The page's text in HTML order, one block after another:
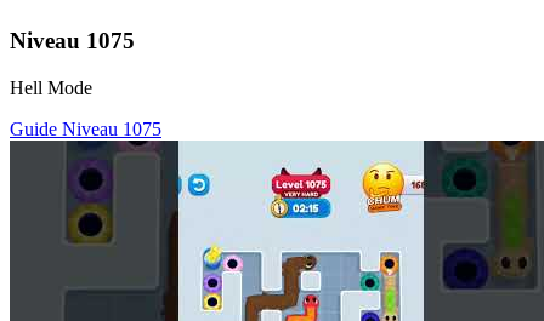
Niveau 1075
Hell Mode
Guide Niveau 1075